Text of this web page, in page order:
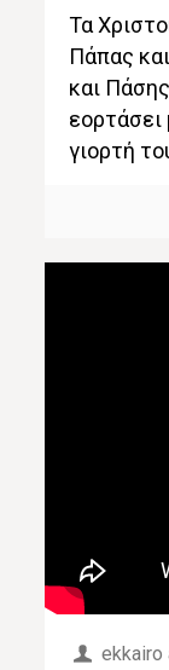
Τα
Πάπας
και
εορτάσει
γιορτή
ekkairo